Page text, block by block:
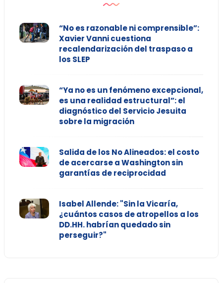
“No es razonable ni comprensible”:
Xavier Vanni cuestiona
recalendarización del traspaso a
los SLEP
“Ya no es un fenómeno excepcional,
es una realidad estructural”: el
diagnóstico del Servicio Jesuita
sobre la migración
Salida de los No Alineados: el costo
de acercarse a Washington sin
garantías de reciprocidad
Isabel Allende: "Sin la Vicaría,
¿cuántos casos de atropellos a los
DD.HH. habrían quedado sin
perseguir?"